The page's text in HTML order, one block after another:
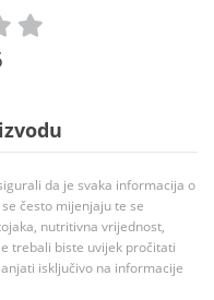
da je svaka informacija o
često mijenjaju te se
nutritivna vrijednost,
trebali biste uvijek pročitati
isključivo na informacije